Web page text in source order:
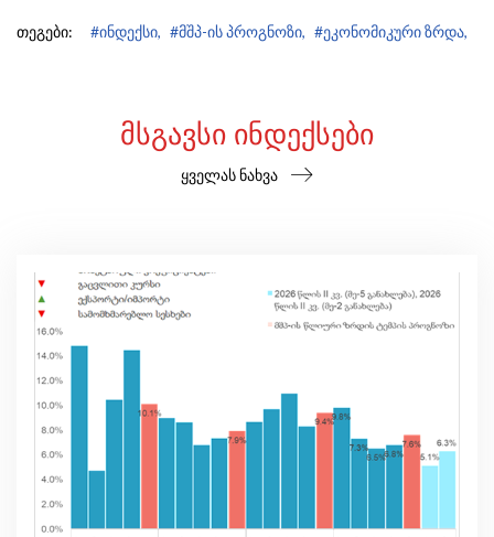
თეგები: #ინდექსი, #მშპ-ის პროგნოზი, #ეკონომიკური ზრდა,
ᲛᲡᲒᲐᲕᲡᲘ ᲘᲜᲓᲔᲥᲡᲔᲑᲘ
ყველას ნახვა